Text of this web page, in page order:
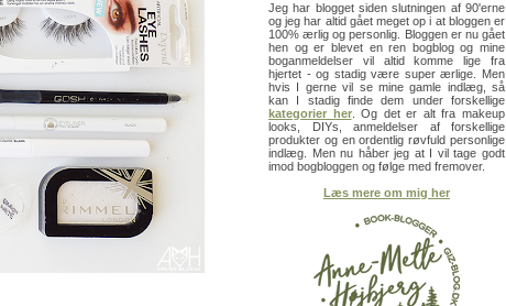
Jeg har blogget siden slutningen af 90'erne
og jeg har altid gået meget op i at bloggen er
100% ærlig og personlig. Bloggen er nu gået
hen og er blevet en ren bogblog og mine
boganmeldelser vil altid komme lige fra
hjertet - og stadig være super ærlige. Men
hvis I gerne vil se mine gamle indlæg, så
kan I stadig finde dem under forskellige
kategorier her. Og det er alt fra makeup
looks, DIYs, anmeldelser af forskellige
produkter og en ordentlig røvfuld personlige
indlæg. Men nu håber jeg at I vil tage godt
imod bogbloggen og følge med fremover.
Læs mere om mig her